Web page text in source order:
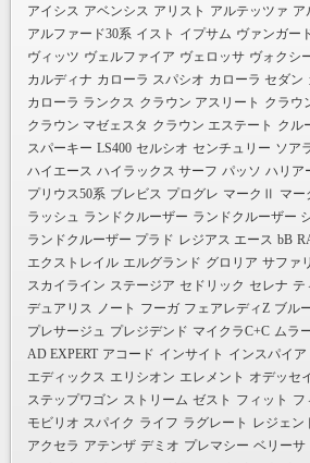
アイシス アベンシス アリスト アルテッツァ ア
アルファード30系 イスト イプサム ヴァンガー
ヴィッツ ヴェルファイア ヴェロッサ ヴォクシ
カルディナ カローラ スパシオ カローラ セダン
カローラ ランクス クラウン アスリート クラウ
クラウン マゼェスタ クラウン エステート クル
スパーキー LS400 セルシオ センチュリー ソア
ハイエース ハイラックス サーフ パッソ ハリア
プリウス50系 ブレビス プログレ マークⅡ マー
ラッシュ ランドクルーザー ランドクルーザー
ランドクルーザー プラド レジアス エース bB
エクストレイル エルグランド グロリア サファリ
スカイライン ステージア セドリック セレナ テ
デュアリス
ノート フーガ フェアレディZ ブル
プレサージュ プレジデンド マイクラC+C ムラ
AD EXPERT アコード インサイト インスパイア
エディックス エリシオン エレメント オデッセ
ステップワゴン ストリーム ゼスト フィット フ
モビリオ スパイク ライフ ラグレート レジェン
アクセラ アテンザ デミオ プレマシー ベリーサ